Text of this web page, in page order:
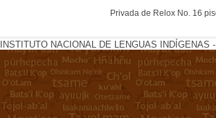
Privada de Relox No. 16
INSTITUTO NACIONAL DE LENGUAS